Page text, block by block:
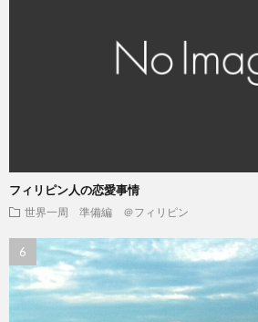
フィリピン人の恋愛事情
世界一周 準備編 ＠フィリピン